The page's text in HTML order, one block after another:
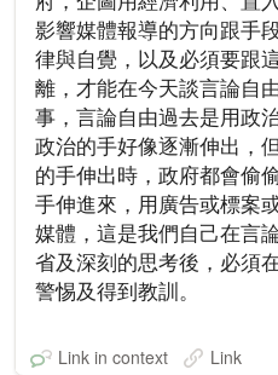
影響媒體報導的方向跟手
律與自覺，以及必須要跟
離，才能在今天談言論自
事，言論自由過去是用政
政治的手好像逐漸伸出，
的手伸出時，政府都會偷
手伸進來，用廣告或標案
媒體，這是我們自己在言
省及深刻的思考後，必須
警惕及得到教訓。
Link in context Link